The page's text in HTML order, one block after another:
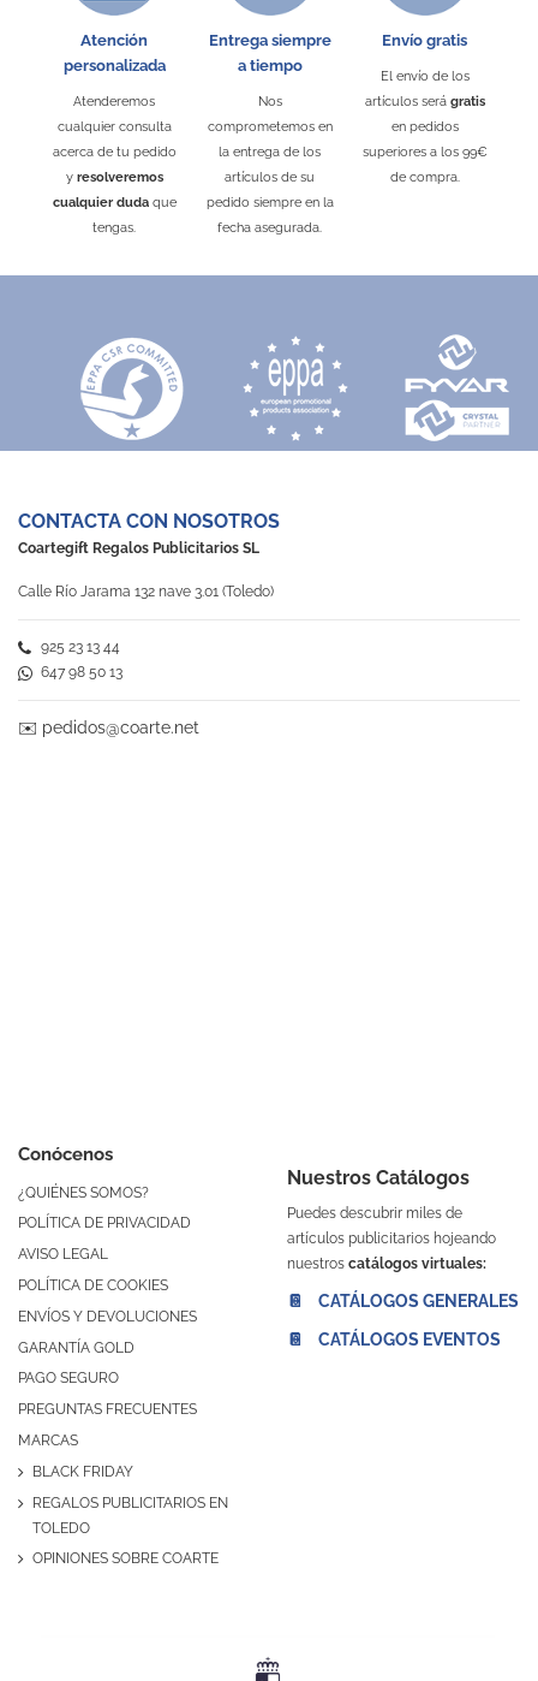
Atención
personalizada
Atenderemos
cualquier consulta
acerca de tu pedido
y resolveremos
cualquier dudaque
tengas.
Entrega siempre
a tiempo
Nos
comprometemos en
la entrega de los
artículos de su
pedido siempre en la
fecha asegurada.
Envío gratis
El envío de los
artículos será gratis
en pedidos
superiores a los 99€
de compra.
Conócenos
¿QUIÉNES SOMOS?
POLÍTICA DE PRIVACIDAD
AVISO LEGAL
POLÍTICA DE COOKIES
ENVÍOS Y DEVOLUCIONES
GARANTÍA GOLD
PAGO SEGURO
PREGUNTAS FRECUENTES
MARCAS
BLACK FRIDAY
REGALOS PUBLICITARIOS EN
TOLEDO
OPINIONES SOBRE COARTE
Nuestros Catálogos
Puedes descubrir miles de
artículos publicitarios hojeando
nuestros catálogos virtuales:
📔 CATÁLOGOS GENERALES
📔 CATÁLOGOS EVENTOS
CONTACTA CON NOSOTROS
Coartegift Regalos Publicitarios SL
Calle Río Jarama 132 nave 3.01 (Toledo)
925 23 13 44
647 98 50 13
✉️ pedidos@coarte.net